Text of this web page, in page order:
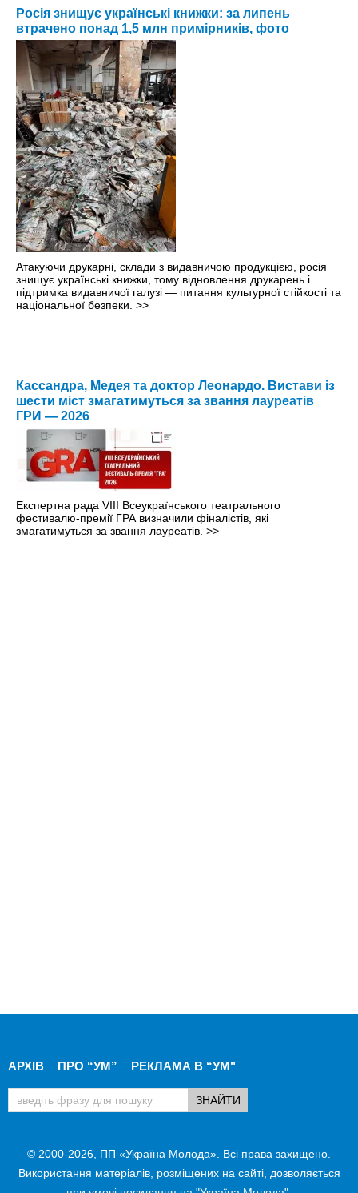
Росія знищує українські книжки: за липень
втрачено понад 1,5 млн примірників, фото
Атакуючи друкарні, склади з видавничою продукцією, росія
знищує українські книжки, тому відновлення друкарень і
підтримка видавничої галузі — питання культурної стійкості та
національної безпеки. >>
Кассандра, Медея та доктор Леонардо. Вистави із
шести міст змагатимуться за звання лауреатів
ГРИ — 2026
Експертна рада VIII Всеукраїнського театрального
фестивалю-премії ГРА визначили фіналістів, які
змагатимуться за звання лауреатів. >>
АРХІВ ПРО “УМ” РЕКЛАМА В “УМ"
© 2000-2026, ПП «Україна Молода». Всі права захищено.
Використання матеріалів, розміщених на сайті, дозволяється